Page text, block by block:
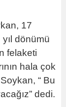
17
dönümü
felaketi
hala çok
“ Bu
dedi.